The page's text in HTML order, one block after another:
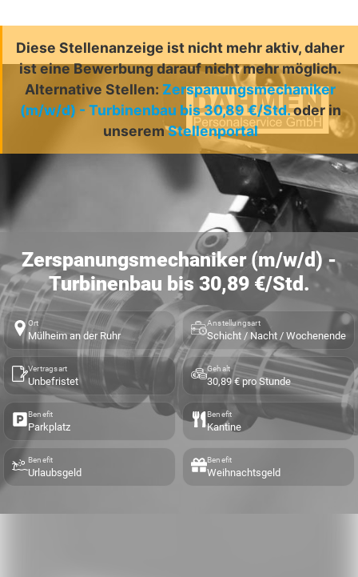
Diese Stellenanzeige ist nicht mehr aktiv, daher
ist eine Bewerbung darauf nicht mehr möglich.
Alternative Stellen: Zerspanungsmechaniker
(m/w/d) - Turbinenbau bis 30,89 €/Std.oder in
unseremStellenportal
Zerspanungsmechaniker (m/w/d) -
Turbinenbau bis 30,89 €/Std.
Ort
Mülheim an der Ruhr
Anstellungsart
Schicht / Nacht / Wochenende
Vertragsart
Unbefristet
Gehalt
30,89 € pro Stunde
Benefit
Parkplatz
Benefit
Kantine
Benefit
Urlaubsgeld
Benefit
Weihnachtsgeld